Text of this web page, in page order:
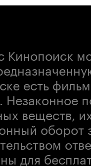
Кинопоиск
есть
Незаконное
веществ,
оборот
для